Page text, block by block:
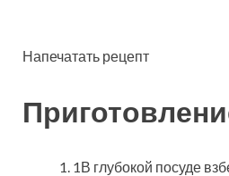
Напечатать рецепт
1В глубокой посуде